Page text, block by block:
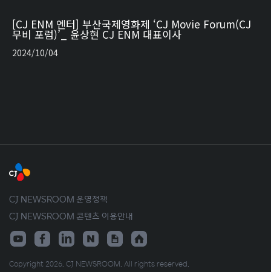
[CJ ENM 엔터] 부산국제영화제 ‘CJ Movie Forum(CJ
무비 포럼)’_ 윤상현 CJ ENM 대표이사
2024/10/04
CJ NEWSROOM 운영정책
CJ NEWSROOM 콘텐츠 이용안내
Copyright 2026. CJ NEWSROOM. All rights reserved.